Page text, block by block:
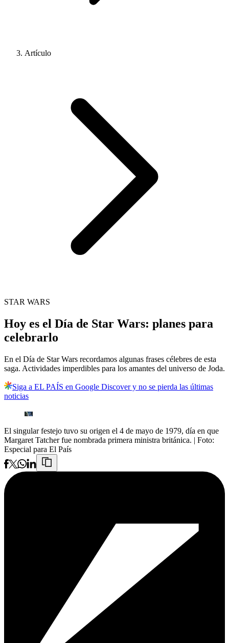
Artículo
STAR WARS
Hoy es el Día de Star Wars: planes para
celebrarlo
En el Día de Star Wars recordamos algunas frases célebres de esta
saga. Actividades imperdibles para los amantes del universo de Joda.
Siga a EL PAÍS en Google Discover y no se pierda las últimas
noticias
El singular festejo tuvo su origen el 4 de mayo de 1979, día en que
Margaret Tatcher fue nombrada primera ministra británica. | Foto:
Especial para El País